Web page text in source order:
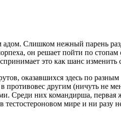
Слишком нежный парень
он решает пойти по
это как шанс изменить
оказавшихся здесь по
противовес другим (ничуть не
Среди них командирша, первая
тестостероновом мире и ни